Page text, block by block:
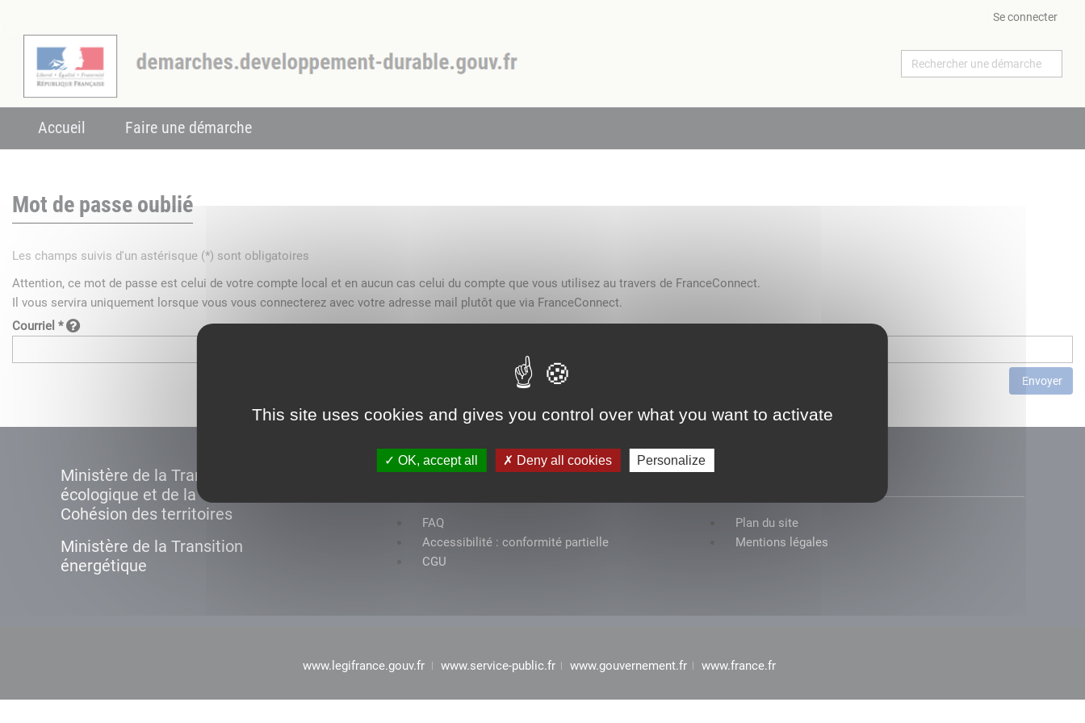
This site uses cookies and gives you control over what you want to activate
OK, accept all Deny all cookies Personalize
Se connecter
Accueil Faire une démarche
Mot de passe oublié
Les champs suivis d'un astérisque (*) sont obligatoires
Attention, ce mot de passe est celui de votre compte local et en aucun cas celui du compte que vous utilisez au travers de FranceConnect.
Il vous servira uniquement lorsque vous vous connecterez avec votre adresse mail plutôt que via FranceConnect.
Courriel *
Envoyer
Ministère de la Transition
écologique et de la
Cohésion des territoires
Ministère de la Transition
énergétique
FAQ
Plan du site
Accessibilité : conformité partielle
Mentions légales
CGU
www.legifrance.gouv.fr www.service-public.fr www.gouvernement.fr www.france.fr